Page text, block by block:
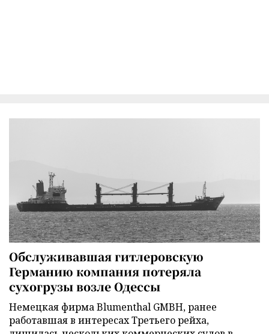
Обслуживавшая гитлеровскую
Германию компания потеряла
сухогрузы возле Одессы
Немецкая фирма Blumenthal GMBH, ранее
работавшая в интересах Третьего рейха,